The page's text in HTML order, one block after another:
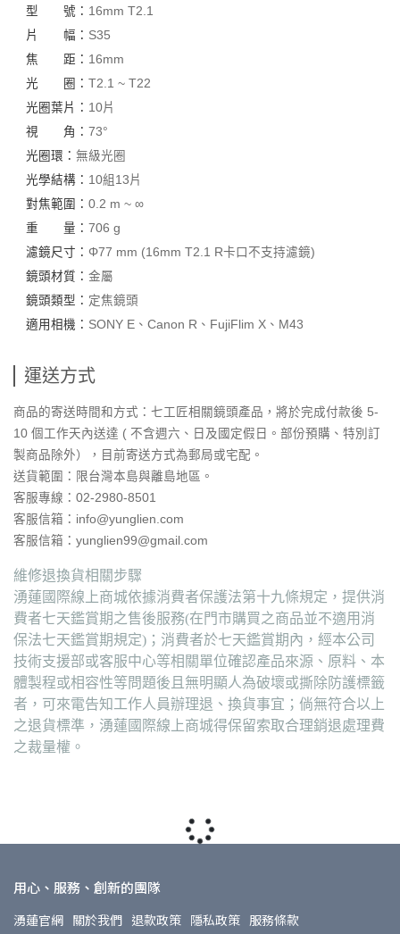
型 號： 16mm T2.1
片 幅： S35
焦 距： 16mm
光 圈： T2.1 ~ T22
光圈葉片： 10片
視 角： 73°
光圈環： 無級光圈
光學結構： 10組13片
對焦範圍： 0.2 m ~ ∞
重 量： 706 g
濾鏡尺寸： Φ77 mm (16mm T2.1 R卡口不支持濾鏡)
鏡頭材質： 金屬
鏡頭類型： 定焦鏡頭
適用相機： SONY E、Canon R、FujiFlim X、M43
運送方式
商品的寄送時間和方式：七工匠相關鏡頭產品，將於完成付款後 5-
10 個工作天內送達 ( 不含週六、日及國定假日。部份預購、特別訂
製商品除外），目前寄送方式為郵局或宅配。
送貨範圍： 限台灣本島與離島地區。
客服專線：02-2980-8501
客服信箱：info@yunglien.com
客服信箱：yunglien99@gmail.com
維修退換貨相關步驟
湧蓮國際線上商城依據消費者保護法第十九條規定，提供消
費者七天鑑賞期之售後服務(在門市購買之商品並不適用消
保法七天鑑賞期規定)；消費者於七天鑑賞期內，經本公司
技術支援部或客服中心等相關單位確認產品來源、原料、本
體製程或相容性等問題後且無明顯人為破壞或撕除防護標籤
者，可來電告知工作人員辦理退、換貨事宜；倘無符合以上
之退貨標準，湧蓮國際線上商城得保留索取合理銷退處理費
之裁量權。
用心、服務、創新的團隊
湧蓮官網 關於我們 退款政策 隱私政策 服務條款